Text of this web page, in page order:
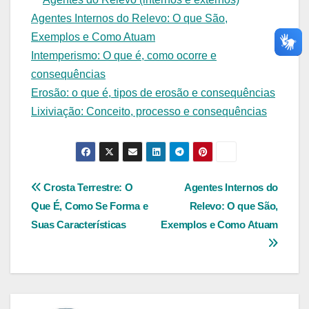
Agentes Internos do Relevo: O que São,
Exemplos e Como Atuam
Intemperismo: O que é, como ocorre e
consequências
Erosão: o que é, tipos de erosão e consequências
Lixiviação: Conceito, processo e consequências
Navegação
de
Agentes Internos do
Relevo: O que São,
Exemplos e Como Atuam
Crosta Terrestre: O
Que É, Como Se Forma e
Suas Características